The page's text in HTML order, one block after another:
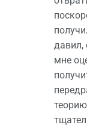
давил,
мне